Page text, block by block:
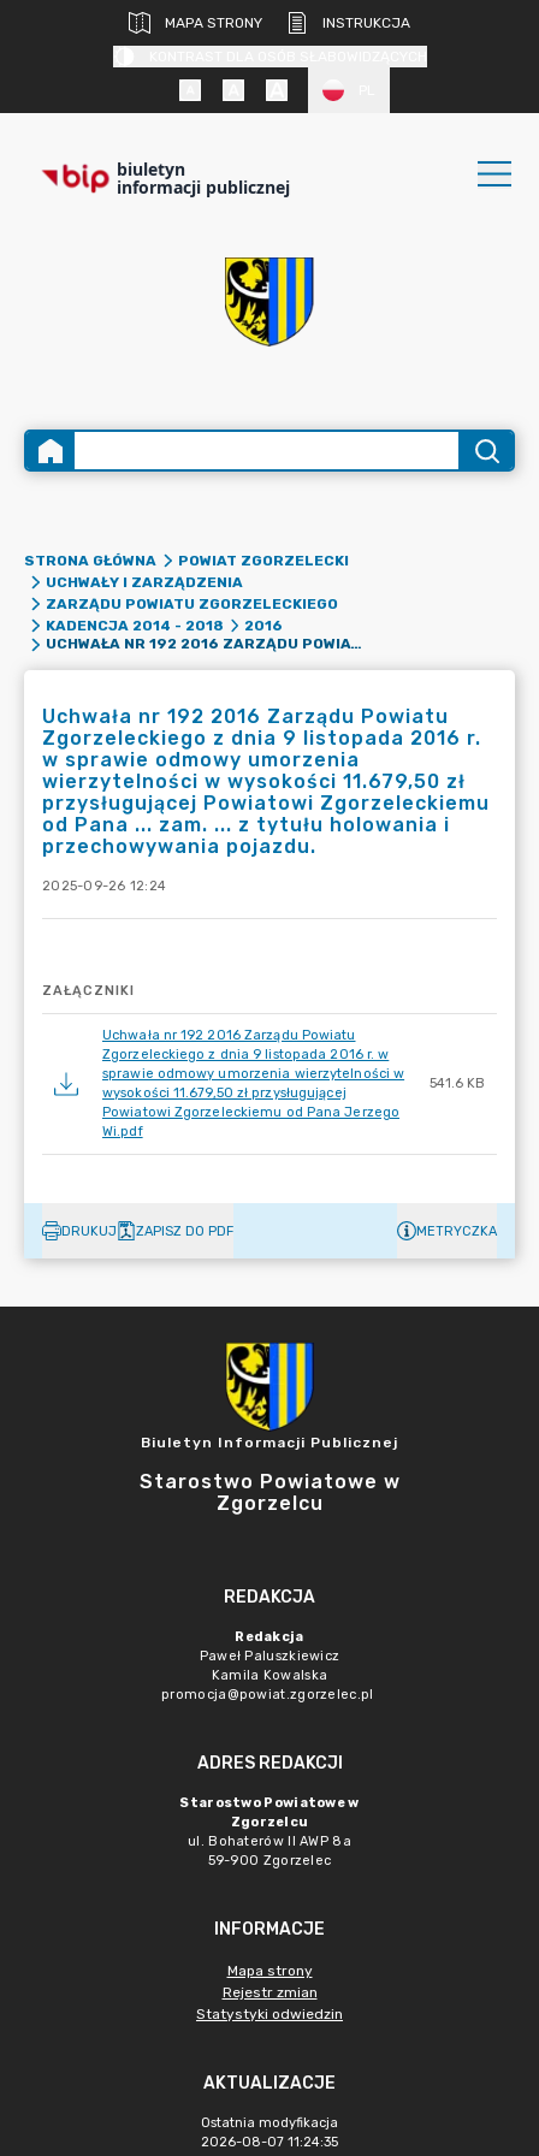
MAPA STRONY
INSTRUKCJA
biuletyn
informacji publicznej
STRONA GŁÓWNA
POWIAT ZGORZELECKI
UCHWAŁY I ZARZĄDZENIA
ZARZĄDU POWIATU ZGORZELECKIEGO
KADENCJA 2014 - 2018
2016
UCHWAŁA NR 192 2016 ZARZĄDU POWIATU ZGORZELECKIEGO Z DNIA 9 LISTOPADA 2016 R. W SPRAWIE ODMOWY UMORZENIA WIERZYTELNOŚCI W WYSOKOŚCI 11.679,50 ZŁ PRZYSŁUGUJĄCEJ POWIATOWI ZGORZELECKIEMU OD PANA ... ZAM. ... Z TYTUŁU HOLOWANIA I PRZECHOWYWANIA POJAZDU.
Uchwała nr 192 2016 Zarządu Powiatu
Zgorzeleckiego z dnia 9 listopada 2016 r.
w sprawie odmowy umorzenia
wierzytelności w wysokości 11.679,50 zł
przysługującej Powiatowi Zgorzeleckiemu
od Pana ... zam. ... z tytułu holowania i
przechowywania pojazdu.
2025-09-26 12:24
ZAŁĄCZNIKI
Uchwała nr 192 2016 Zarządu Powiatu
Zgorzeleckiego z dnia 9 listopada 2016 r. w
sprawie odmowy umorzenia wierzytelności w
wysokości 11.679,50 zł przysługującej
Powiatowi Zgorzeleckiemu od Pana Jerzego
Wi.pdf
541.6 KB
DRUKUJ ZAPISZ DO PDF METRYCZKA
Biuletyn Informacji Publicznej
Starostwo Powiatowe w
Zgorzelcu
REDAKCJA
Redakcja
Paweł Paluszkiewicz
Kamila Kowalska
promocja@powiat.zgorzelec.pl
ADRES REDAKCJI
Starostwo Powiatowe w
Zgorzelcu
ul. Bohaterów II AWP 8a
59-900 Zgorzelec
INFORMACJE
Mapa strony
Rejestr zmian
Statystyki odwiedzin
AKTUALIZACJE
Ostatnia modyfikacja
2026-08-07 11:24:35